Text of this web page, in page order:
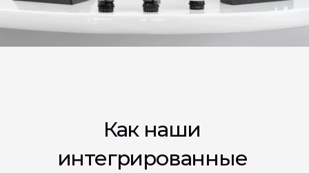
Как наши
интегрированные